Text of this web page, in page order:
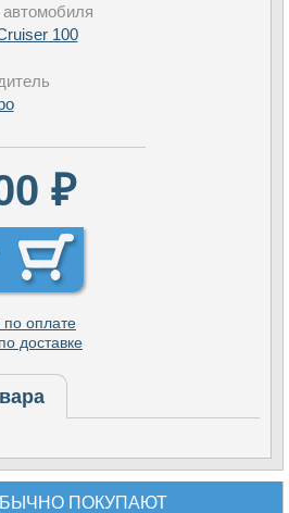
100
₽
оплате
доставке
ПОКУПАЮТ